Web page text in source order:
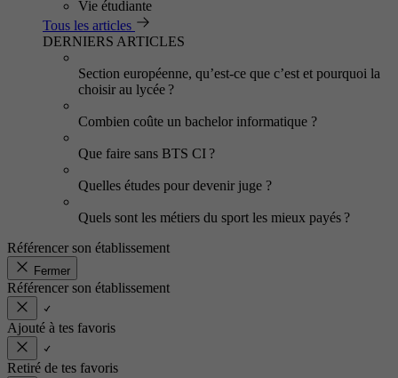
Vie étudiante
Tous les articles
DERNIERS ARTICLES
Section européenne, qu’est-ce que c’est et pourquoi la
choisir au lycée ?
Combien coûte un bachelor informatique ?
Que faire sans BTS CI ?
Quelles études pour devenir juge ?
Quels sont les métiers du sport les mieux payés ?
Référencer son établissement
Fermer
Référencer son établissement
Ajouté à tes favoris
Retiré de tes favoris